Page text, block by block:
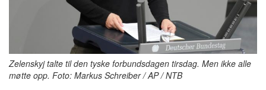
Zelenskyj talte til den tyske forbundsdagen tirsdag. Men ikke alle
møtte opp. Foto: Markus Schreiber / AP / NTB